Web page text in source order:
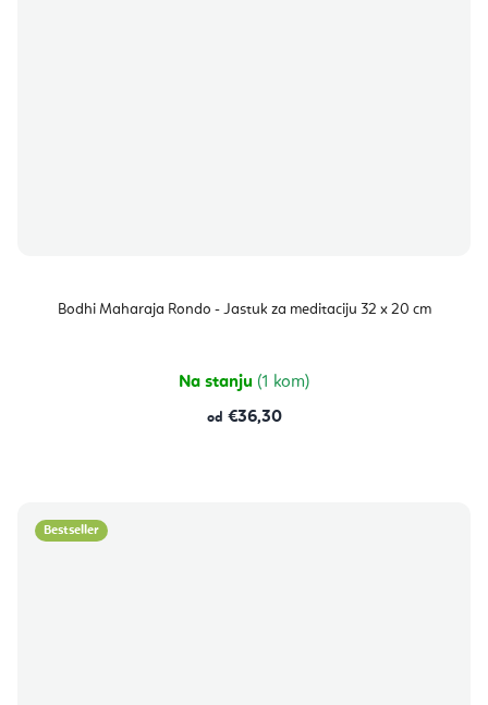
Bodhi Maharaja Rondo - Jastuk za meditaciju 32 x 20 cm
Na stanju (1 kom)
od €36,30
Bestseller